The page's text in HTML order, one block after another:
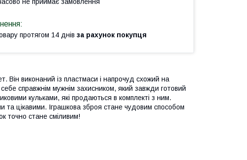
протягом 14 днів за рахунок покупця
Він виконаний із пластмаси і напрочуд схожий на
справжнім мужнім захисником, який завжди готовий
кульками, які продаються в комплекті з ним.
та цікавими. Іграшкова зброя стане чудовим способом
точно стане сміливим!